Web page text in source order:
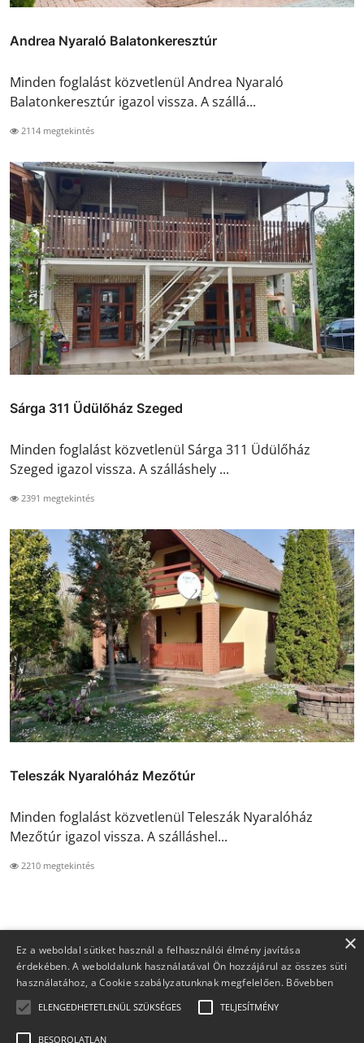
Andrea Nyaraló Balatonkeresztúr
Minden foglalást közvetlenül Andrea Nyaraló
Balatonkeresztúr igazol vissza. A szállá...
2114 megtekintés
Sárga 311 Üdülőház Szeged
Minden foglalást közvetlenül Sárga 311 Üdülőház
Szeged igazol vissza. A szálláshely ...
2391 megtekintés
Teleszák Nyaralóház Mezőtúr
Minden foglalást közvetlenül Teleszák Nyaralóház
Mezőtúr igazol vissza. A szálláshel...
2210 megtekintés
×
Ez a weboldal sütiket használ a felhasználói élmény javítása
érdekében. A weboldalunk használatával Ön hozzájárul az összes süti
használatához, a Cookie szabályzatunknak megfelelően. Bővebben
ELENGEDHETETLENÜL SZÜKSÉGES TELJESÍTMÉNY
BESOROLATLAN